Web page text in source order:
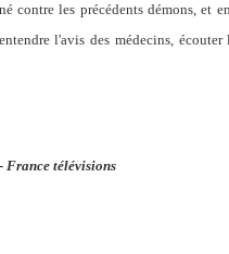
contre les précédents démons, et
l'avis des médecins,
France télévisions